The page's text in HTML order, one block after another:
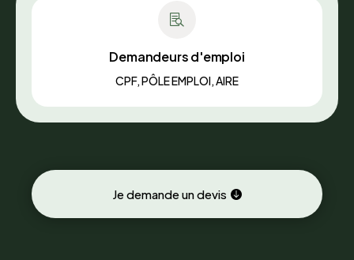

Demandeurs d'emploi
CPF, PÔLE EMPLOI, AIRE
Je demande un devis